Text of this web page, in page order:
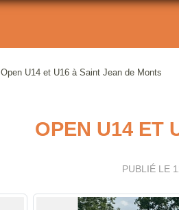
Open U14 et U16 à Saint Jean de Monts
OPEN U14 ET
PUBLIÉ LE